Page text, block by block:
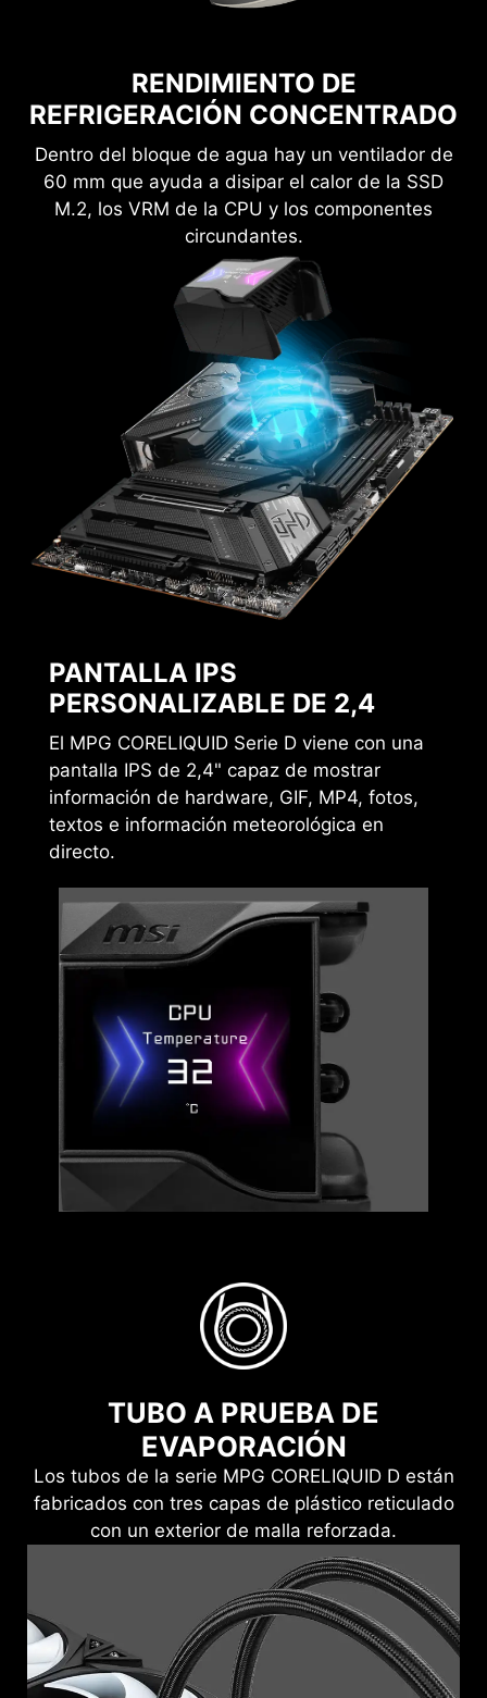
RENDIMIENTO DE
REFRIGERACIÓN CONCENTRADO
Dentro del bloque de agua hay un ventilador de
60 mm que ayuda a disipar el calor de la SSD
M.2, los VRM de la CPU y los componentes
circundantes.
PANTALLA IPS
PERSONALIZABLE DE 2,4
El MPG CORELIQUID Serie D viene con una
pantalla IPS de 2,4" capaz de mostrar
información de hardware, GIF, MP4, fotos,
textos e información meteorológica en
directo.
TUBO A PRUEBA DE
EVAPORACIÓN
Los tubos de la serie MPG CORELIQUID D están
fabricados con tres capas de plástico reticulado
con un exterior de malla reforzada.